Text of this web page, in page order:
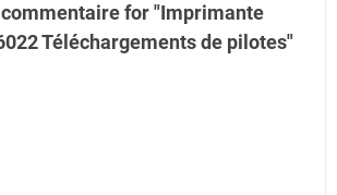
for "Imprimante
Téléchargements de pilotes"